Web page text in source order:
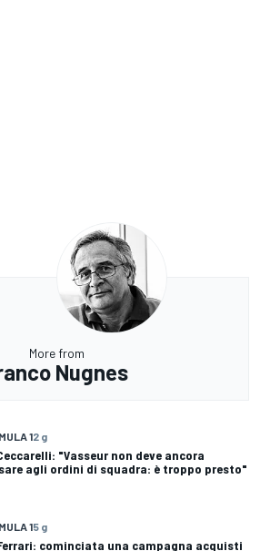
More from
Nugnes
12 g
"Vasseur non deve ancora
agli ordini di squadra: è troppo presto"
15 g
Ferrari: cominciata una campagna acquisti